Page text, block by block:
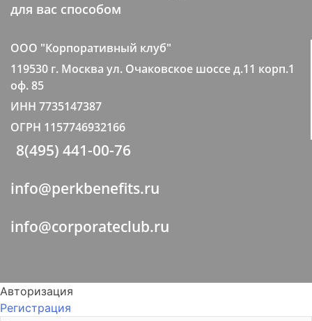
для вас способом
ООО "Корпоративный клуб"
119530 г. Москва ул. Очаковское шоссе д.11 корп.1
оф. 85
ИНН 7735147387
ОГРН 1157746932166
8(495) 441-00-76
info@perkbenefits.ru
info@corporateclub.ru
Авторизация
Регистрация